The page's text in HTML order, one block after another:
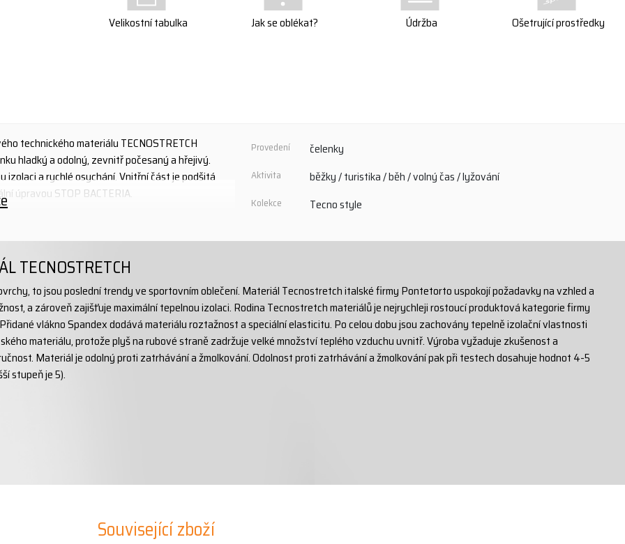
Velikostní tabulka Jak se oblékat? Údržba Ošetrující prostředky
technického materiálu TECNOSTRETCH
hladký a odolný, zevnitř počesaný a hřejivý.
a rychlé osychání. Vnitřní část je podšitá
úpravou STOP BACTERIA.
30% polyester
Provedení čelenky
Aktivita běžky / turistika / běh / volný čas / lyžování
Kolekce Tecno style
TECNOSTRETCH
to jsou poslední trendy ve sportovním oblečení. Materiál Tecnostretch italské firmy Pontetorto uspokojí požadavky na vzhled a
a zároveň zajišťuje maximální tepelnou izolaci. Rodina Tecnostretch materiálů je nejrychleji rostoucí produktová kategorie firmy
vlákno Spandex dodává materiálu roztažnost a speciální elasticitu. Po celou dobu jsou zachovány tepelně izolační vlastnosti
materiálu, protože plyš na rubové straně zadržuje velké množství teplého vzduchu uvnitř. Výroba vyžaduje zkušenost a
Materiál je odolný proti zatrhávání a žmolkování. Odolnost proti zatrhávání a žmolkování pak při testech dosahuje hodnot 4-5
stupeň je 5).
Související zboží